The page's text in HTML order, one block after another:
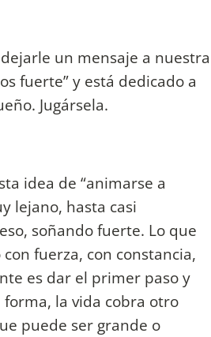
un mensaje a nuestra
fuerte” y está dedicado a
Jugársela.
idea de “animarse a
lejano, hasta casi
soñando fuerte. Lo que
fuerza, con constancia,
es dar el primer paso y
forma, la vida cobra otro
puede ser grande o